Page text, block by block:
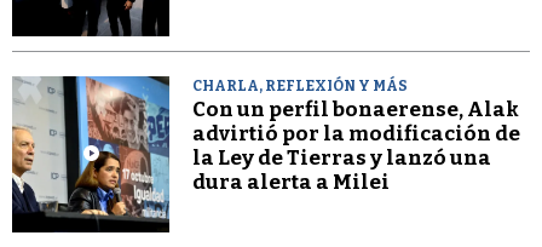
CHARLA, REFLEXIÓN Y MÁS
Con un perfil bonaerense, Alak
advirtió por la modificación de
la Ley de Tierras y lanzó una
dura alerta a Milei